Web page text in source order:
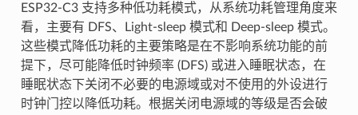
ESP32-C3 支持多种低功耗模式，从系统功耗管理角度来
看，主要有 DFS、Light-sleep 模式和 Deep-sleep 模式。
这些模式降低功耗的主要策略是在不影响系统功能的前
提下，尽可能降低时钟频率 (DFS) 或进入睡眠状态，在
睡眠状态下关闭不必要的电源域或对不使用的外设进行
时钟门控以降低功耗。根据关闭电源域的等级是否会破